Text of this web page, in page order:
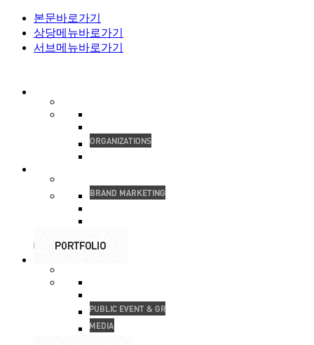
본문바로가기
상당메뉴바로가기
서브메뉴바로가기